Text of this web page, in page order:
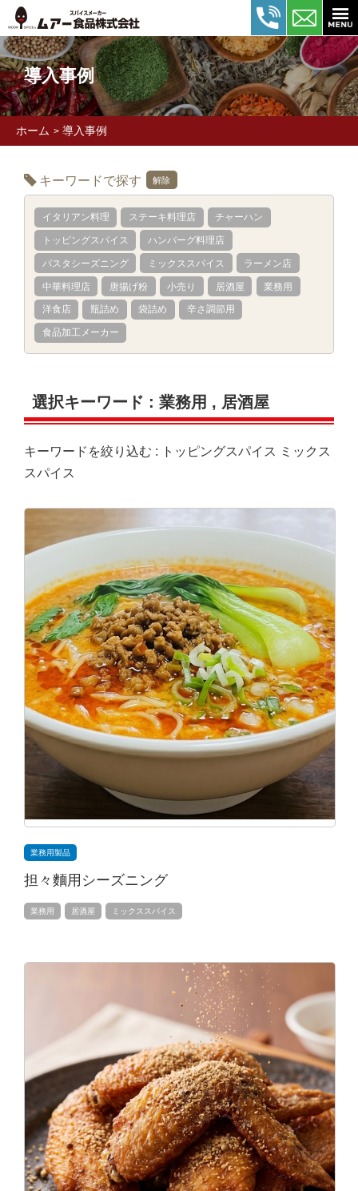
導入事例
ホーム > 導入事例
キーワードで探す 解除
イタリアン料理 ステーキ料理店 チャーハン
トッピングスパイス ハンバーグ料理店
パスタシーズニング ミックススパイス ラーメン店
中華料理店 唐揚げ粉 小売り 居酒屋 業務用
洋食店 瓶詰め 袋詰め 辛さ調節用
食品加工メーカー
選択キーワード : 業務用 , 居酒屋
キーワードを絞り込む : トッピングスパイス ミックス
スパイス
業務用製品
担々麵用シーズニング
業務用 居酒屋 ミックススパイス